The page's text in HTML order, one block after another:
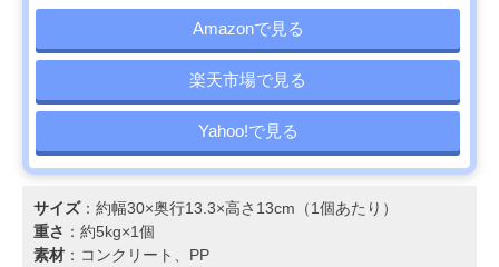
Amazonで見る
楽天市場で見る
Yahoo!で見る
サイズ：約幅30×奥行13.3×高さ13cm（1個あたり）
重さ ：約5kg×1個
素材 ：コンクリート、PP